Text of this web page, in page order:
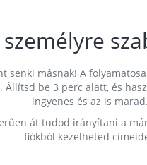
senki másnak! A
be 3 perc alatt, és
ingyenes és az is marad.
át tudod irányítani a
fiókból kezelheted